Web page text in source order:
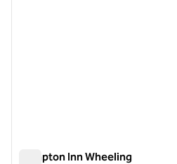
Hampton Inn Wheeling